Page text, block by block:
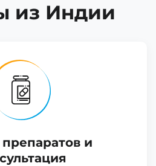
из Индии
и